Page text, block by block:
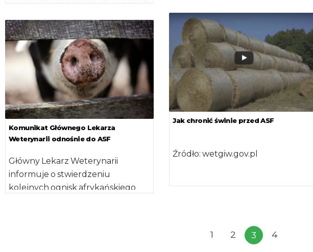
Polskę. Jak jest faktycznie? […]
świń […]
Jak chronić świnie przed ASF
Źródło: wetgiw.gov.pl
Komunikat Głównego Lekarza
Weterynarii odnośnie do ASF
Główny Lekarz Weterynarii
informuje o stwierdzeniu
kolejnych ognisk afrykańskiego
1 2 3 4